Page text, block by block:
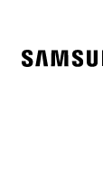
help